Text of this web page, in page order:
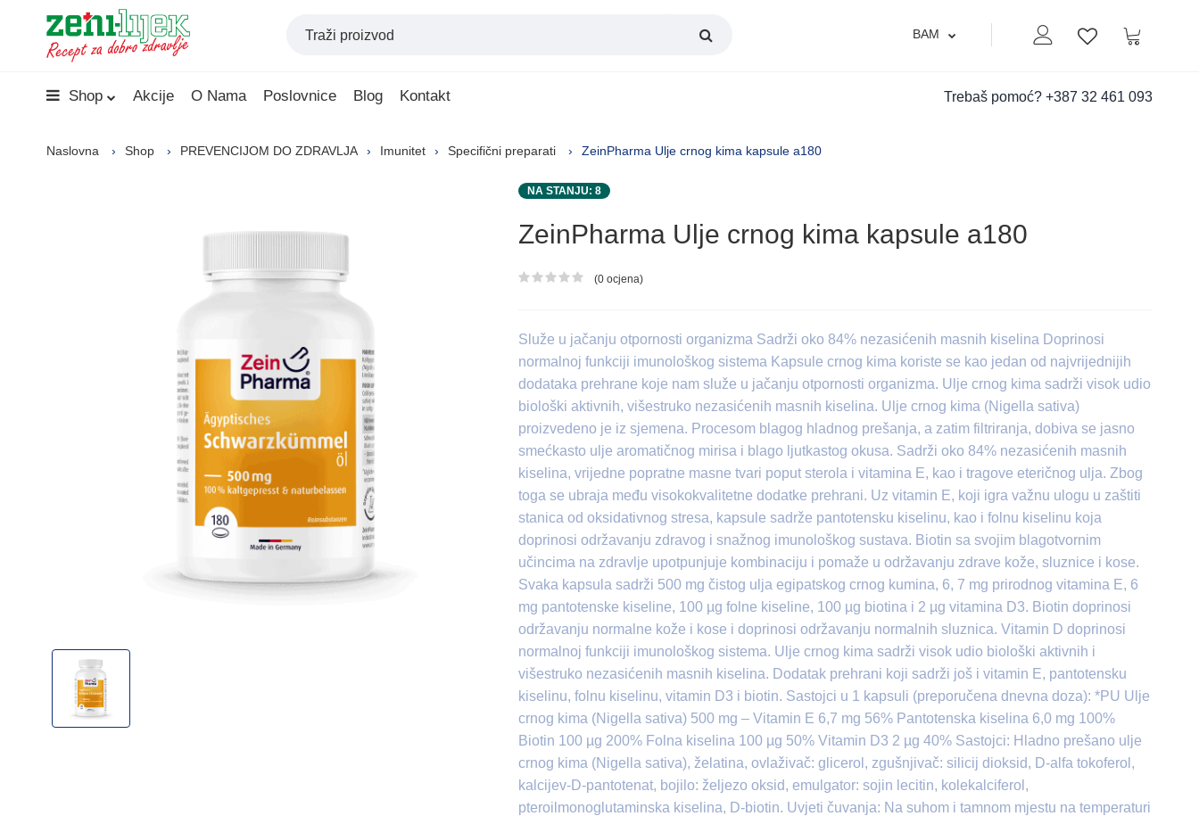
Moj nalogLista zelja
Korpa
BAM
Shop Akcije O Nama Poslovnice Blog Kontakt Trebaš pomoć? +387 32 461 093
Naslovna Shop PREVENCIJOM DO ZDRAVLJA Imunitet Specifični preparati ZeinPharma Ulje crnog kima kapsule a180
NA STANJU: 8
ZeinPharma Ulje crnog kima kapsule a180
Ocjena proizvoda
(0 ocjena)
Služe u jačanju otpornosti organizma Sadrži oko 84% nezasićenih masnih kiselina Doprinosi
normalnoj funkciji imunološkog sistema Kapsule crnog kima koriste se kao jedan od najvrijednijih
dodataka prehrane koje nam služe u jačanju otpornosti organizma. Ulje crnog kima sadrži visok udio
biološki aktivnih, višestruko nezasićenih masnih kiselina. Ulje crnog kima (Nigella sativa)
proizvedeno je iz sjemena. Procesom blagog hladnog prešanja, a zatim filtriranja, dobiva se jasno
smećkasto ulje aromatičnog mirisa i blago ljutkastog okusa. Sadrži oko 84% nezasićenih masnih
kiselina, vrijedne popratne masne tvari poput sterola i vitamina E, kao i tragove eteričnog ulja. Zbog
toga se ubraja među visokokvalitetne dodatke prehrani. Uz vitamin E, koji igra važnu ulogu u zaštiti
stanica od oksidativnog stresa, kapsule sadrže pantotensku kiselinu, kao i folnu kiselinu koja
doprinosi održavanju zdravog i snažnog imunološkog sustava. Biotin sa svojim blagotvornim
učincima na zdravlje upotpunjuje kombinaciju i pomaže u održavanju zdrave kože, sluznice i kose.
Svaka kapsula sadrži 500 mg čistog ulja egipatskog crnog kumina, 6, 7 mg prirodnog vitamina E, 6
mg pantotenske kiseline, 100 µg folne kiseline, 100 µg biotina i 2 µg vitamina D3. Biotin doprinosi
održavanju normalne kože i kose i doprinosi održavanju normalnih sluznica. Vitamin D doprinosi
normalnoj funkciji imunološkog sistema. Ulje crnog kima sadrži visok udio biološki aktivnih i
višestruko nezasićenih masnih kiselina. Dodatak prehrani koji sadrži još i vitamin E, pantotensku
kiselinu, folnu kiselinu, vitamin D3 i biotin. Sastojci u 1 kapsuli (preporučena dnevna doza): *PU Ulje
crnog kima (Nigella sativa) 500 mg – Vitamin E 6,7 mg 56% Pantotenska kiselina 6,0 mg 100%
Biotin 100 µg 200% Folna kiselina 100 µg 50% Vitamin D3 2 µg 40% Sastojci: Hladno prešano ulje
crnog kima (Nigella sativa), želatina, ovlaživač: glicerol, zgušnjivač: silicij dioksid, D-alfa tokoferol,
kalcijev-D-pantotenat, bojilo: željezo oksid, emulgator: sojin lecitin, kolekalciferol,
pteroilmonoglutaminska kiselina, D-biotin. Uvjeti čuvanja: Na suhom i tamnom mjestu na temperaturi